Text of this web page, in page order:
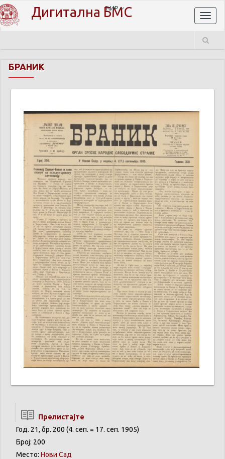
Дигитална БМС
ЋИР
БРАНИК
Прелистајте
Год. 21, бр. 200 (4. сеп. = 17. сеп. 1905)
Број: 200
Место: Нови Сад